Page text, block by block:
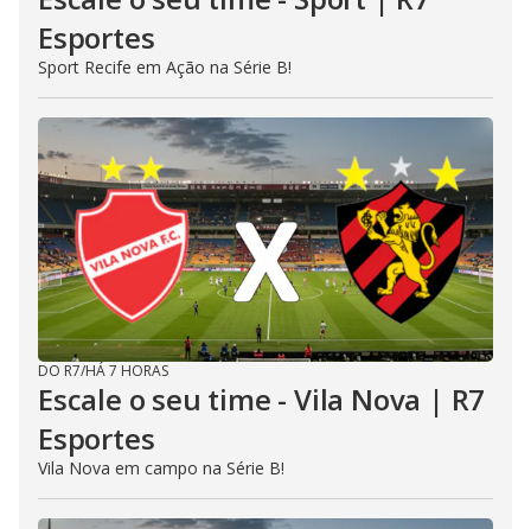
Esportes
Sport Recife em Ação na Série B!
DO R7/HÁ 7 HORAS
Escale o seu time - Vila Nova | R7
Esportes
Vila Nova em campo na Série B!